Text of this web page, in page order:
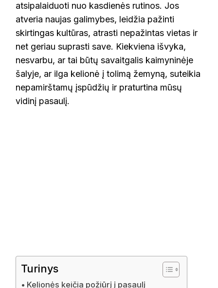
atsipalaiduoti nuo kasdienės rutinos. Jos
atveria naujas galimybes, leidžia pažinti
skirtingas kultūras, atrasti nepažintas vietas ir
net geriau suprasti save. Kiekviena išvyka,
nesvarbu, ar tai būtų savaitgalis kaimyninėje
šalyje, ar ilga kelionė į tolimą žemyną, suteikia
nepamirštamų įspūdžių ir praturtina mūsų
vidinį pasaulį.
Turinys
Kelionės keičia požiūrį į pasaulį